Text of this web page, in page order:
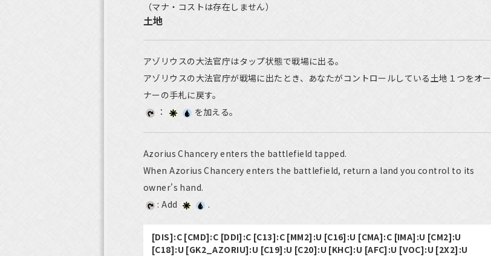
（マナ・コストは存在しません）
土地
アゾリウスの大法官庁はタップ状態で戦場に出る。
アゾリウスの大法官庁が戦場に出たとき、あなたがコントロールしている土地１つをオー
ナーの手札に戻す。
：
を加える。
Azorius Chancery enters the battlefield tapped.
When Azorius Chancery enters the battlefield, return a land you control to its
owner's hand.
: Add
.
[DIS]:C [CMD]:C [DDI]:C [C13]:C [MM2]:U [C16]:U [CMA]:C [IMA]:U [CM2]:U
[C18]:U [GK2_AZORIU]:U [C19]:U [C20]:U [KHC]:U [AFC]:U [VOC]:U [2X2]:U